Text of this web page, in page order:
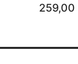
259,00